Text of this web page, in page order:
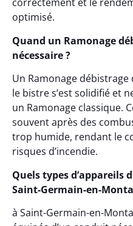
correctement et le
optimisé.
Quand un Ramonage
nécessaire ?
Un Ramonage
le bistre s’est solidifié et
un Ramonage classique.
souvent après des
trop humide, rendant le
risques d’incendie.
Quels types d’appareils
Saint-Germain-en-
à Saint-Germain-en-